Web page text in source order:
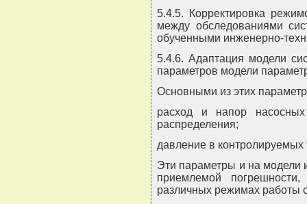
5.4.5. Корректировка
между обследованиями
обученными инженерно-
5.4.6. Адаптация модели
параметров модели
Основными из этих
расход и напор
распределения;
давление в контролируемых
Эти параметры и на модели
приемлемой
различных режимах работы